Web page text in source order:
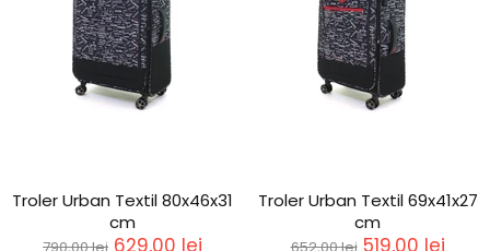
Troler Urban Textil 80x46x31
cm
629,00 lei
Troler Urban Textil 69x41x27
cm
519,00 lei